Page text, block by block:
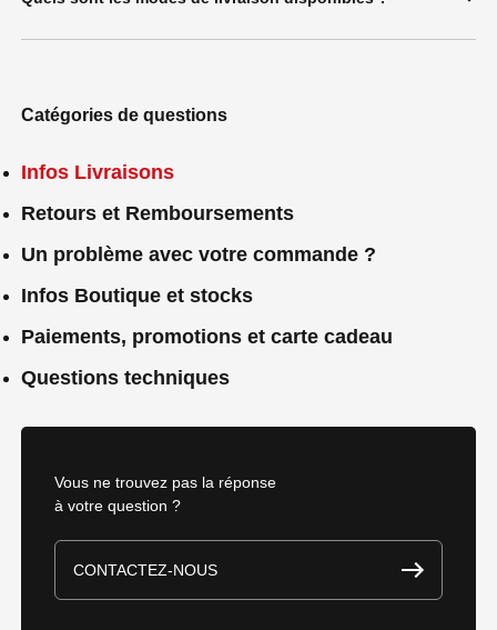
Catégories de questions
Infos Livraisons
Retours et Remboursements
Un problème avec votre commande ?
Infos Boutique et stocks
Paiements, promotions et carte cadeau
Questions techniques
Vous ne trouvez pas la réponse
à votre question ?
CONTACTEZ-NOUS